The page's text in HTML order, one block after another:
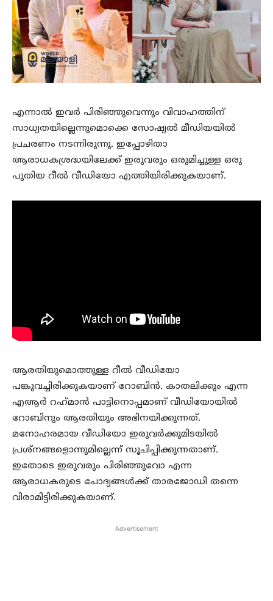
എന്നാല്‍ ഇവര്‍ പിരിഞ്ഞുവെന്നും വിവാഹത്തിന്
സാധ്യതയില്ലെന്നുമൊക്കെ സോഷ്യല്‍ മീഡിയയില്‍
പ്രചരണം നടന്നിരുന്നു. ഇപ്പോഴിതാ
ആരാധകശ്രദ്ധയിലേക്ക് ഇരുവരും ഒരുമിച്ചുള്ള ഒരു
പുതിയ റീല്‍ വീഡിയോ എത്തിയിരിക്കുകയാണ്.
ആരതിയുമൊത്തുള്ള റീല്‍ വീഡിയോ
പങ്കുവച്ചിരിക്കുകയാണ് റോബിന്‍. കാതലിക്കും എന്ന
എആര്‍ റഹ്‌മാന്‍ പാട്ടിനൊപ്പമാണ് വീഡിയോയില്‍
റോബിനും ആരതിയും അഭിനയിക്കുന്നത്.
മനോഹരമായ വീഡിയോ ഇരുവര്‍ക്കുമിടയില്‍
പ്രശ്നങ്ങളൊന്നുമില്ലെന്ന് സൂചിപ്പിക്കുന്നതാണ്.
ഇതോടെ ഇരുവരും പിരിഞ്ഞുവോ എന്ന
ആരാധകരുടെ ചോദ്യങ്ങള്‍ക്ക് താരജോഡി തന്നെ
വിരാമിട്ടിരിക്കുകയാണ്.
Advertisement